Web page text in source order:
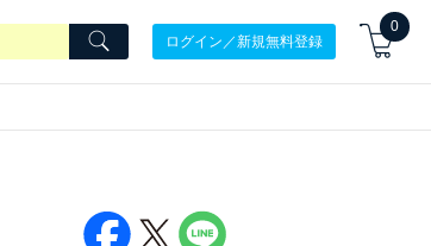
ログイン／新規無料登録
0